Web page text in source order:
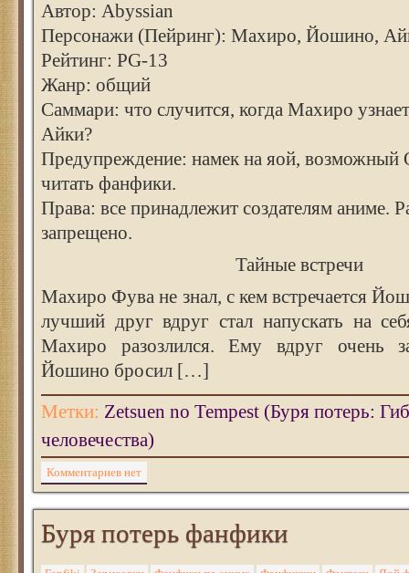
Автор: Abyssian
Персонажи (Пейринг): Махиро, Йошино,
Рейтинг: PG-13
Жанр: общий
Саммари: что случится, когда Махиро
Айки?
Предупреждение: намек на яой, возможный
читать фанфики.
Права: все принадлежит создателям аниме.
запрещено.
Тайные встречи
Махиро Фува не знал, с кем встречается
лучший друг вдруг стал напускать на
Махиро разозлился. Ему вдруг очень
Йошино бросил […]
Метки: Zetsuen no Tempest (Буря потерь:
человечества)
Комментариев нет
Буря потерь фанфики